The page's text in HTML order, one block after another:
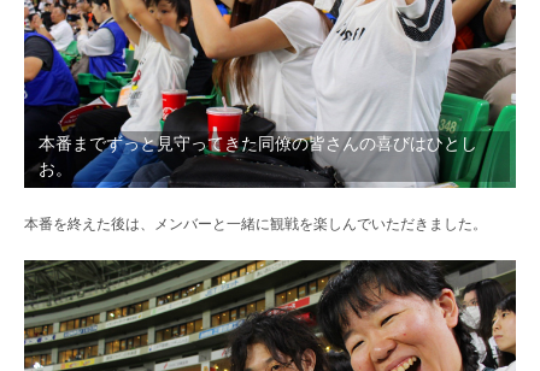
本番までずっと見守ってきた同僚の皆さんの喜びはひとし
お。
本番を終えた後は、メンバーと一緒に観戦を楽しんでいただきました。